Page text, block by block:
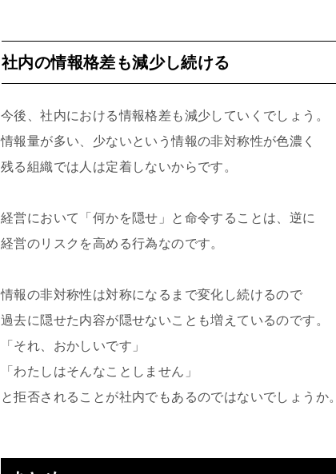
社内の情報格差も減少し続ける
今後、社内における情報格差も減少していくでしょう。
情報量が多い、少ないという情報の非対称性が色濃く
残る組織では人は定着しないからです。
経営において「何かを隠せ」と命令することは、逆に
経営のリスクを高める行為なのです。
情報の非対称性は対称になるまで変化し続けるので
過去に隠せた内容が隠せないことも増えているのです。
「それ、おかしいです」
「わたしはそんなことしません」
と拒否されることが社内でもあるのではないでしょうか。